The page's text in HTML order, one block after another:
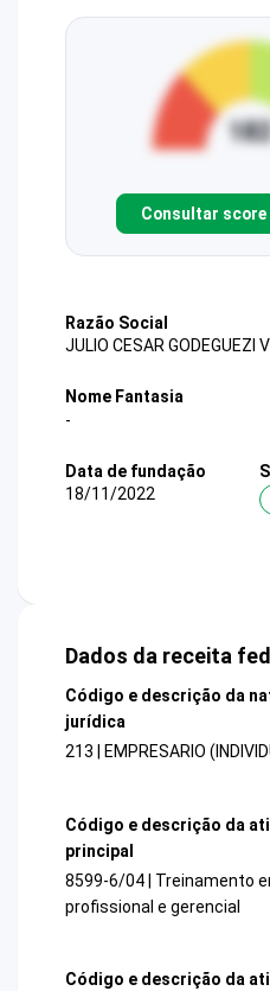
Consultar score
Razão Social
JULIO CESAR GODEGUEZI
Nome Fantasia
-
Data de fundação
18/11/2022
Dados da receita
Código e descrição da
jurídica
213 | EMPRESARIO
Código e descrição da
principal
8599-6/04 | Treinamento
profissional e gerencial
Código e descrição da